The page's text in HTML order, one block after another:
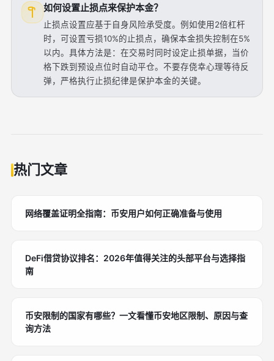
如何设置止损点来保护本金？
止损点设置应基于自身风险承受度。例如使用2倍杠杆
时，可设置亏损10%的止损点，确保本金损失控制在5%
以内。具体方法是：在交易时同时设定止损单据，当价
格下跌到预设点位时自动平仓。不要存侥幸心理等待反
弹，严格执行止损纪律是保护本金的关键。
热门文章
网络覆盖证明全指南：币安用户如何正确准备与使用
DeFi借贷协议排名：2026年值得关注的头部平台与选择指
南
币安限制的国家有哪些？一文看懂币安地区限制、原因与查
询方法